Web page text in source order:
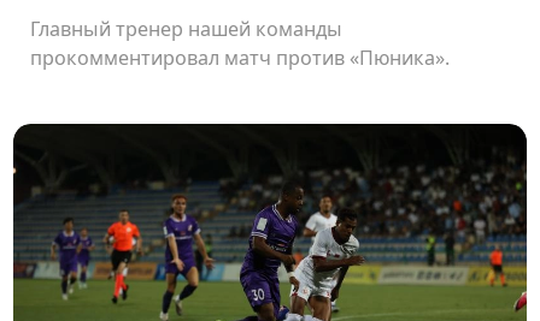
Главный тренер нашей команды
прокомментировал матч против «Пюника».